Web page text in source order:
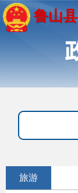
鲁山
旅游